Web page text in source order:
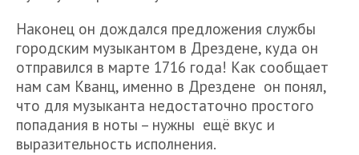
Наконец он дождался предложения службы
городским музыкантом в Дрездене, куда он
отправился в марте 1716 года! Как сообщает
нам сам Кванц, именно в Дрездене он понял,
что для музыканта недостаточно простого
попадания в ноты – нужны ещё вкус и
выразительность исполнения.